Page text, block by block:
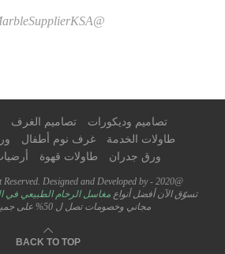
@MarbleSupplierKSA
تصاميم وديكورات تصاميم الغرف
طاولات الخدمة
غرف نوم أطفال
ورق جدران
طاولات قهوة
@2020 - All Right Reserved. Designed and Developed by
تسوّق الآن أفضل أنواعمغاسل الرخام الطبيعي في
مجاني وخصومات تصل ل 50% على جميع أنواع الرخام.
BACK TO TOP